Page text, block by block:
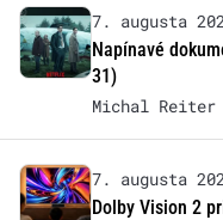
7. augusta
Napínavé
31)
Michal Reiter
7. augusta
Dolby Vision 2